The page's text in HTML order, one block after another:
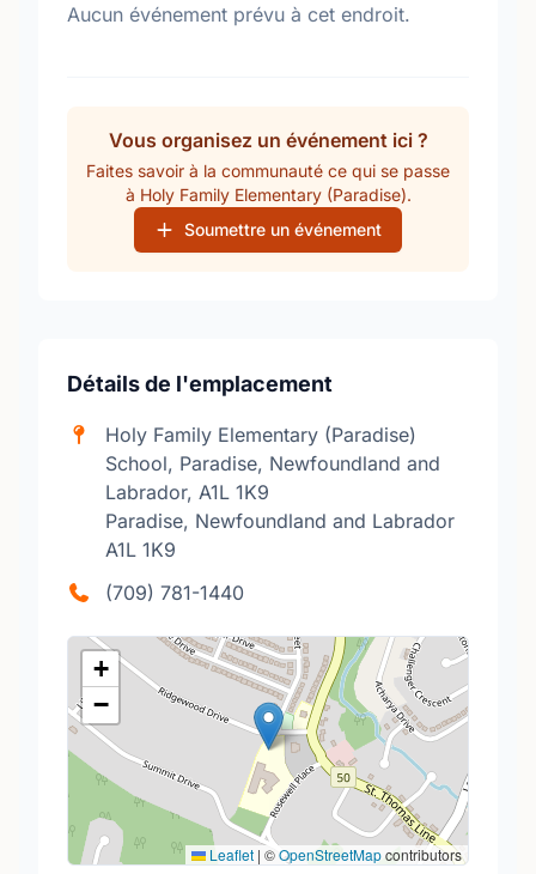
Aucun événement prévu à cet endroit.
Vous organisez un événement ici ?
Faites savoir à la communauté ce qui se passe
à Holy Family Elementary (Paradise).
Soumettre un événement
Détails de l'emplacement
Holy Family Elementary (Paradise)
School, Paradise, Newfoundland and
Labrador, A1L 1K9
Paradise, Newfoundland and Labrador
A1L 1K9
(709) 781-1440
+
−
Leaflet | ©OpenStreetMapcontributors